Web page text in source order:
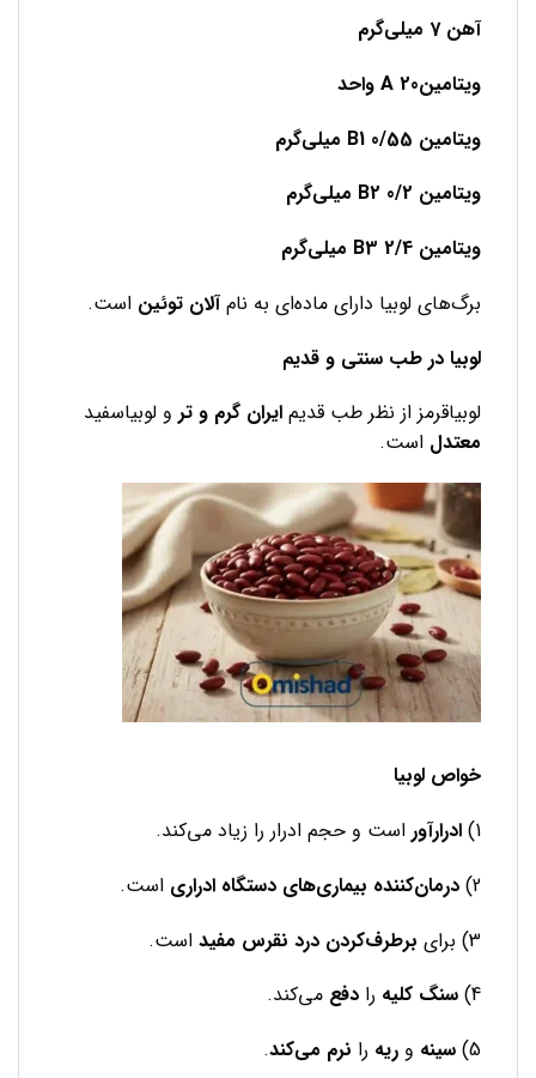
آهن 7 میلی‌گرم
ویتامینA 20 واحد
ویتامین B1 0/55 میلی‌گرم
ویتامین B2 0/2 میلی‌گرم
ویتامین B3 2/4 میلی‌گرم
برگ‌های لوبیا دارای ماده‌ای به نامآلان توئین است.
لوبیا در طب سنتی و قدیم
لوبیاقرمز از نظر طب قدیم ایران گرم و تر و لوبیاسفید
معتدل است.
خواص لوبیا
1) ادرارآور است و حجم ادرار را زیاد می‌کند.
2) درمان‌کننده بیماری‌های دستگاه ادراری است.
3) برای
برطرف‌کردن درد نقرس مفید است.
4) سنگ کلیه را دفع می‌کند.
5) سینه و ریه را نرم می‌کند.